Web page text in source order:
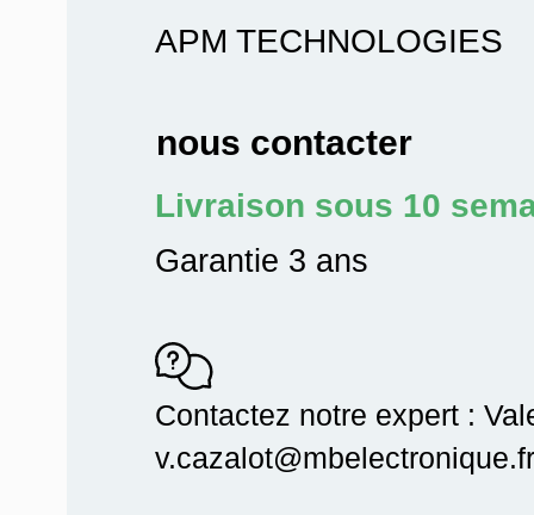
APM TECHNOLOGIES
nous contacter
Livraison sous 10
Garantie 3 ans
Contactez notre expert :